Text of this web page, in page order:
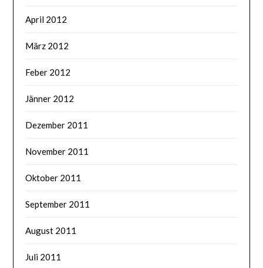
April 2012
März 2012
Feber 2012
Jänner 2012
Dezember 2011
November 2011
Oktober 2011
September 2011
August 2011
Juli 2011